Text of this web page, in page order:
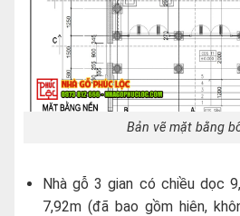
Bản vẽ mặt bằng
Nhà gỗ 3 gian có chiều dọc
7,92m (đã bao gồm hiên,